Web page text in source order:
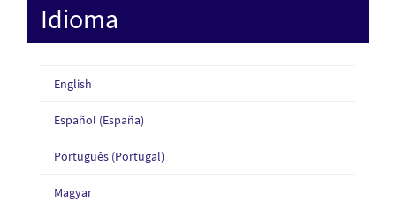
Idioma
English
Español (España)
Português (Portugal)
Magyar